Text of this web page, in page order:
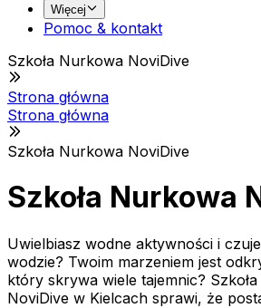
Więcej
Pomoc & kontakt
Szkoła Nurkowa NoviDive
Strona główna
Strona główna
Szkoła Nurkowa NoviDive
Szkoła Nurkowa
Uwielbiasz wodne aktywności i
wodzie? Twoim marzeniem jest
który skrywa wiele tajemnic?
NoviDive w Kielcach sprawi, że